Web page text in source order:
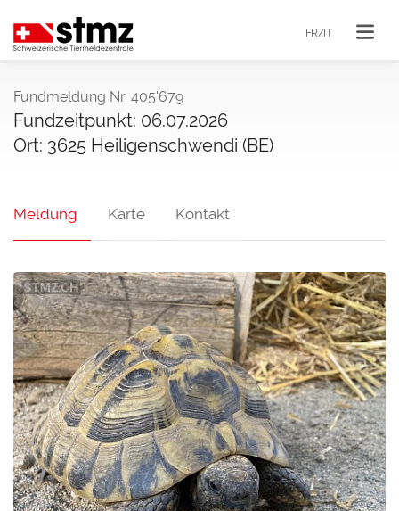
FR/IT
Fundmeldung Nr. 405'679
Fundzeitpunkt: 06.07.2026
Ort: 3625 Heiligenschwendi (BE)
Meldung Karte Kontakt